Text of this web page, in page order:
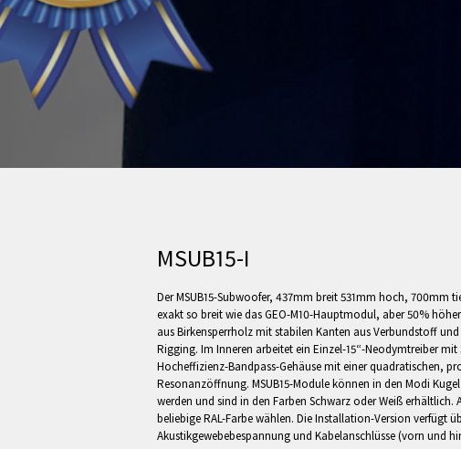
MSUB15-I
Der MSUB15-Subwoofer, 437mm breit 531mm hoch, 700mm
exakt so breit wie das GEO-M10-Hauptmodul, aber 50%
aus Birkensperrholz mit stabilen Kanten aus Verbundstoff
Rigging. Im Inneren arbeitet ein Einzel-15“-Neodymtreiber mit
Hocheffizienz-Bandpass-Gehäuse mit einer quadratischen,
Resonanzöffnung. MSUB15-Module können in den Modi
werden und sind in den Farben Schwarz oder Weiß erhältlich.
beliebige RAL-Farbe wählen. Die Installation-Version verfügt
Akustikgewebebespannung und Kabelanschlüsse (vorn und